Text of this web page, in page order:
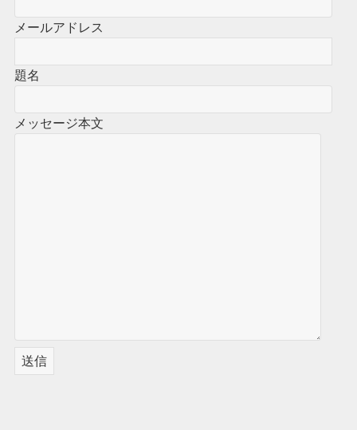
メールアドレス
題名
メッセージ本文